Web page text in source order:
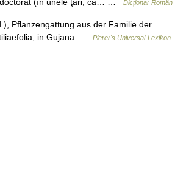
Dicționar Român
Pflanzengattung aus der Familie der
in Gujana …
Pierer's Universal-Lexikon